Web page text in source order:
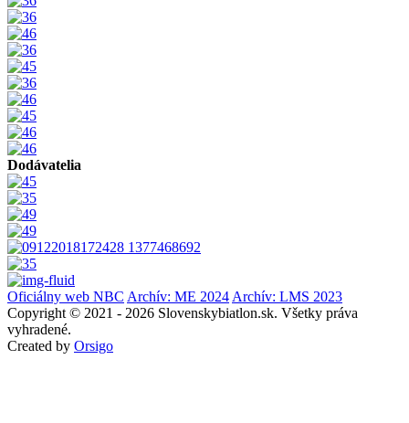
Dodávatelia
Oficiálny web NBC Archív: ME 2024 Archív: LMS 2023
Copyright © 2021 - 2026 Slovenskybiatlon.sk. Všetky práva
vyhradené.
Created by Orsigo